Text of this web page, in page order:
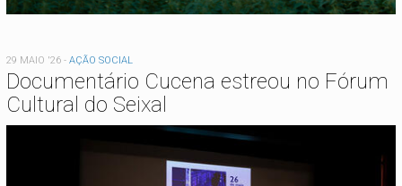
29 MAIO '26 - AÇÃO SOCIAL
Documentário Cucena estreou no Fórum
Cultural do Seixal